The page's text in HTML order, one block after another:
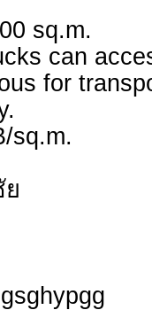
sq.m.
can
for
sq.m.